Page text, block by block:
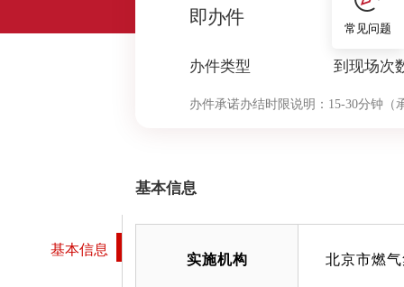
即办件
办件类型
0
到现场次
办件承诺办结时限说明： 15-30分钟（
基本信息
基本信息
实施机构 北京市燃
常见问题